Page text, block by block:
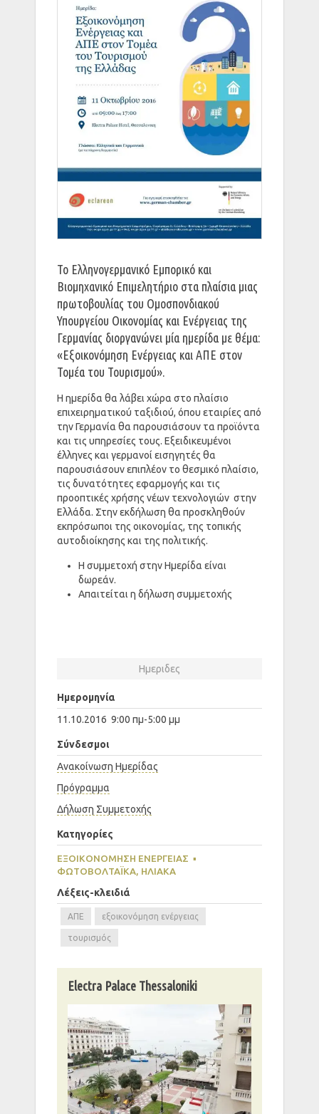
Το Ελληνογερμανικό Εμπορικό και
Βιομηχανικό Επιμελητήριο στα πλαίσια μιας
πρωτοβουλίας του Ομοσπονδιακού
Υπουργείου Οικονομίας και Ενέργειας της
Γερμανίας διοργανώνει μία ημερίδα με θέμα:
«Εξοικονόμηση Ενέργειας και ΑΠΕ στον
Τομέα του Τουρισμού».
Η ημερίδα θα λάβει χώρα στο πλαίσιο
επιχειρηματικού ταξιδιού, όπου εταιρίες από
την Γερμανία θα παρουσιάσουν τα προϊόντα
και τις υπηρεσίες τους. Εξειδικευμένοι
έλληνες και γερμανοί εισηγητές θα
παρουσιάσουν επιπλέον το θεσμικό πλαίσιο,
τις δυνατότητες εφαρμογής και τις
προοπτικές χρήσης νέων τεχνολογιών στην
Ελλάδα. Στην εκδήλωση θα προσκληθούν
εκπρόσωποι της οικονομίας, της τοπικής
αυτοδιοίκησης και της πολιτικής.
Η συμμετοχή στην Ημερίδα είναι
δωρεάν.
Απαιτείται η δήλωση συμμετοχής
Ημεριδες
Ημερομηνία
11.10.2016 9:00 πμ-5:00 μμ
Σύνδεσμοι
Ανακοίνωση Ημερίδας
Πρόγραμμα
Δήλωση Συμμετοχής
Κατηγορίες
ΕΞΟΙΚΟΝΟΜΗΣΗ ΕΝΕΡΓΕΙΑΣ ▪
ΦΩΤΟΒΟΛΤΑΪΚΆ, ΗΛΙΑΚΆ
Λέξεις-κλειδιά
ΑΠΕ εξοικονόμηση ενέργειας
τουρισμός
Electra Palace Thessaloniki